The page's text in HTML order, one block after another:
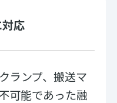
応
ランプ、搬送マ
可能であった融